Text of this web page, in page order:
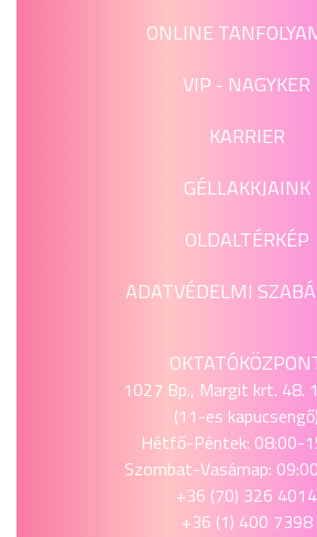
ONLINE
VIP - NAGYKER
KARRIER
GÉLLAKKJAINK
OLDALTÉRKÉP
ADATVÉDELMI
1027 Bp., Margit krt. 48.
(11-es kapucsengő)
Hétfő-Péntek: 08:00-
Szombat-Vasárnap:
+36 (70) 326 4014
+36 (1) 400 7398